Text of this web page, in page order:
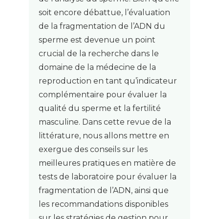
soit encore débattue, l’évaluation
de la fragmentation de l’ADN du
sperme est devenue un point
crucial de la recherche dans le
domaine de la médecine de la
reproduction en tant qu’indicateur
complémentaire pour évaluer la
qualité du sperme et la fertilité
masculine. Dans cette revue de la
littérature, nous allons mettre en
exergue des conseils sur les
meilleures pratiques en matière de
tests de laboratoire pour évaluer la
fragmentation de l’ADN, ainsi que
les recommandations disponibles